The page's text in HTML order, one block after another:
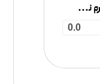
کتونی نایکی جردن زنانه چرم نیم ساق
0.0